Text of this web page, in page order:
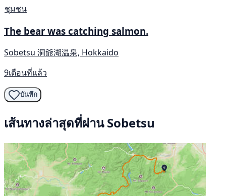
ชุมชน
The bear was catching salmon.
Sobetsu 洞爺湖温泉, Hokkaido
9เดือนที่แล้ว
บันทึก
เส้นทางล่าสุดที่ผ่าน Sobetsu